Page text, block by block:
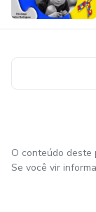
O conteúdo deste
Se você vir